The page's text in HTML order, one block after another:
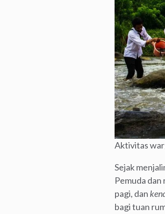
Aktivitas
Sejak
Pemuda
pagi, dan
bagi tuan